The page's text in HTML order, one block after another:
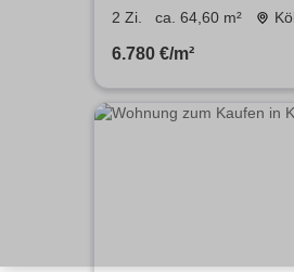
m²
2 Zi. ca. 64,60 m²
6.780 €/m²